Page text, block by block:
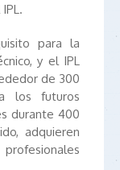
para la
y el IPL
de 300
los futuros
durante 400
adquieren